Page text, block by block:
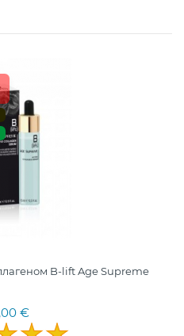
B-lift Age Supreme
€